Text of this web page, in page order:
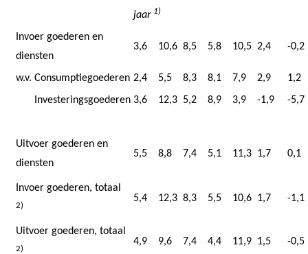
jaar 1)
Invoer goederen en
diensten
3,6 10,6 8,5 5,8 10,5 2,4 -0,2
w.v. Consumptiegoederen 2,4 5,5 8,3 8,1 7,9 2,9
1,2
Investeringsgoederen 3,6 12,3 5,2 8,9 3,9 -1,9 -5,7
Uitvoer goederen en
diensten
5,5 8,8 7,4 5,1 11,3 1,7 0,1
Invoer goederen, totaal
2)
5,4 12,3 8,3 5,5 10,6 1,7 -1,1
Uitvoer goederen, totaal
2)
4,9 9,6 7,4 4,4 11,9 1,5 -0,5